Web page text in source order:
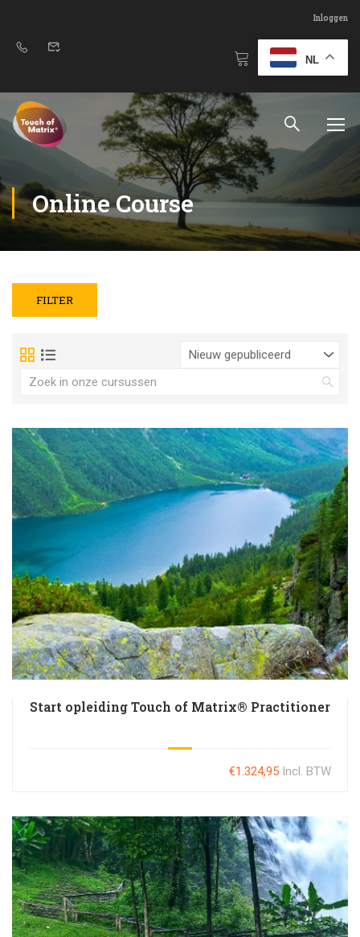
Inloggen
NL
Online Course
FILTER
Start opleiding Touch of Matrix® Practitioner
€1.324,95 Incl. BTW